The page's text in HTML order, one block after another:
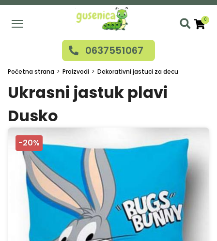
Skip
main
0
0637551067
Početna strana Proizvodi Dekorativni jastuci za decu
Ukrasni jastuk plavi
Dusko
-20%